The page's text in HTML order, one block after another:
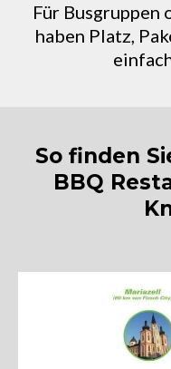
Für Busgruppen
haben Platz,
So finden
BBQ